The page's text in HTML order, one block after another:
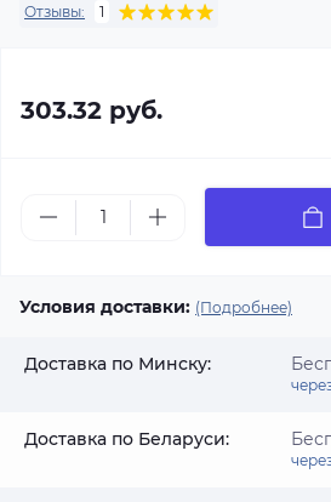
Отзывы: 1
303.32 руб.
Условия доставки: (Подробнее)
Доставка по Минску:
Доставка по Беларуси: